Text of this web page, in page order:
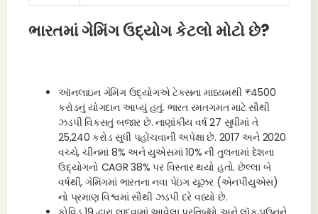
ભારતમાં ગેમિંગ ઉદ્યોગ કેટલો મોટો છે?
ઑનલાઇન ગેમિંગ ઉદ્યોગએ ટેક્સના માધ્યમથી ₹4500
કરોડનું યોગદાન આપ્યું હતું. ભારત રમતગમત માટે સૌથી
ઝડપી વિકસતું બજાર છે. નાણાંકીય વર્ષ 27 સુધીમાં તે
25,240 કરોડ સુધી પહોંચવાની અપેક્ષા છે. 2017 અને 2020
વચ્ચે, ચીનમાં 8% અને યુએસમાં 10% ની તુલનામાં દેશના
ઉદ્યોગનો CAGR 38% પર વિસ્તાર થયો હતો. છેલ્લા બે
વર્ષથી, ગેમિંગમાં ભારતના નવા પેઇંગ યૂઝર (એનપીયુએસ)
નો પ્રમાણ વિશ્વમાં સૌથી ઝડપી દરે વધ્યો છે.